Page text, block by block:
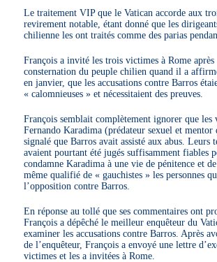
Le traitement VIP que le Vatican accorde aux
revirement notable, étant donné que les
chilienne les ont traités comme des parias
François a invité les trois victimes à Rome
consternation du peuple chilien quand il a
en janvier, que les accusations contre Barros
« calomnieuses » et nécessitaient des preuves.
François semblait complètement ignorer que les
Fernando Karadima (prédateur sexuel et mentor
signalé que Barros avait assisté aux abus. Leurs
avaient pourtant été jugés suffisamment fiables
condamne Karadima à une vie de pénitence et
même qualifié de « gauchistes » les personnes
l’opposition contre Barros.
En réponse au tollé que ses commentaires ont
François a dépêché le meilleur enquêteur du
examiner les accusations contre Barros. Après
de l’enquêteur, François a envoyé une lettre
victimes et les a invitées à Rome.